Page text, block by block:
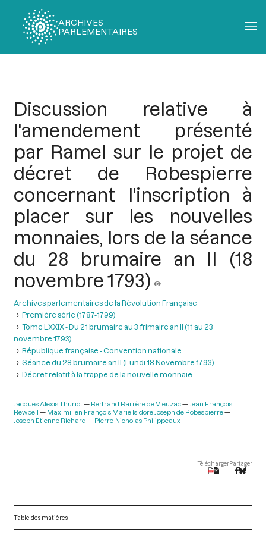
ARCHIVES
PARLEMENTAIRES
Discussion relative à
l'amendement présenté
par Ramel sur le projet de
décret de Robespierre
concernant l'inscription à
placer sur les nouvelles
monnaies, lors de la séance
du 28 brumaire an II (18
novembre 1793)
Archives parlementaires de la Révolution Française
Première série (1787-1799)
Tome LXXIX - Du 21 brumaire au 3 frimaire an II (11 au 23
novembre 1793)
République française - Convention nationale
Séance du 28 brumaire an II (Lundi 18 Novembre 1793)
Décret relatif à la frappe de la nouvelle monnaie
Jacques Alexis Thuriot Bertrand Barrère de Vieuzac
Jean François
Rewbell
Maximilien François Marie Isidore Joseph de Robespierre
Joseph Etienne Richard
Pierre-Nicholas Philippeaux
TéléchargerPartager
Table des matières